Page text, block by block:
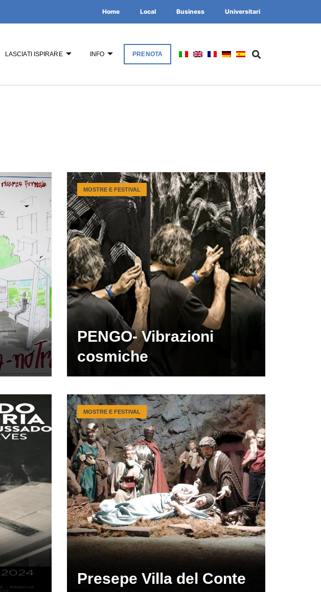
Home Local Business Universitari
LASCIATI ISPIRARE INFO PRENOTA
PENGO- Vibrazioni
cosmiche
MOSTRE E FESTIVAL
Presepe Villa del Conte
MOSTRE E FESTIVAL